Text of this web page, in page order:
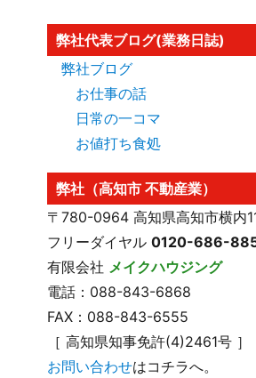
弊社代表ブログ(業務日誌)
弊社ブログ
お仕事の話
日常の一コマ
お値打ち食処
弊社（高知市 不動産業）
〒780-0964 高知県高知市横内
フリーダイヤル0120-686-
有限会社 メイクハウジング
電話：088-843-6868
FAX：088-843-6555
［ 高知県知事免許(4)2461号 ］
お問い合わせはコチラへ。